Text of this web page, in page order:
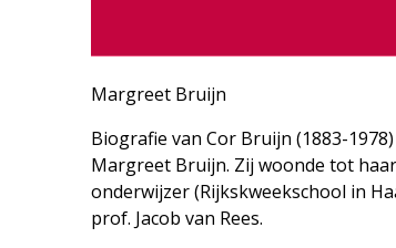
Margreet Bruijn
Biografie van Cor Bruijn (1883-
Margreet Bruijn. Zij woonde tot
onderwijzer (Rijkskweekschool in
prof. Jacob van Rees.